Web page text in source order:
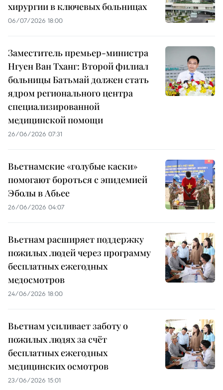
хирургии в ключевых больницах
06/07/2026 18:00
Заместитель премьер-министра
Нгуен Ван Тханг: Второй филиал
больницы Батьмай должен стать
ядром регионального центра
специализированной
медицинской помощи
26/06/2026 07:31
Вьетнамские «голубые каски»
помогают бороться с эпидемией
Эболы в Абьее
26/06/2026 04:07
Вьетнам расширяет поддержку
пожилых людей через программу
бесплатных ежегодных
медосмотров
24/06/2026 18:00
Вьетнам усиливает заботу о
пожилых людях за счёт
бесплатных ежегодных
медицинских осмотров
23/06/2026 15:01